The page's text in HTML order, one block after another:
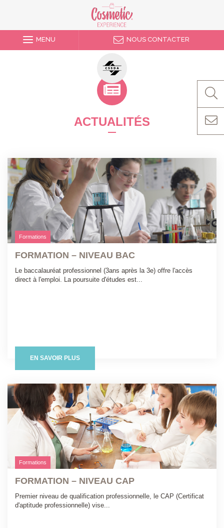
MENU NOUS CONTACTER
ACTUALITÉS
Formations
FORMATION – NIVEAU BAC
Le baccalauréat professionnel (3ans après la 3e) offre l'accès
direct à l'emploi. La poursuite d'études est...
EN SAVOIR PLUS
Formations
FORMATION – NIVEAU CAP
Premier niveau de qualification professionnelle, le CAP (Certificat
d'aptitude professionnelle) vise...